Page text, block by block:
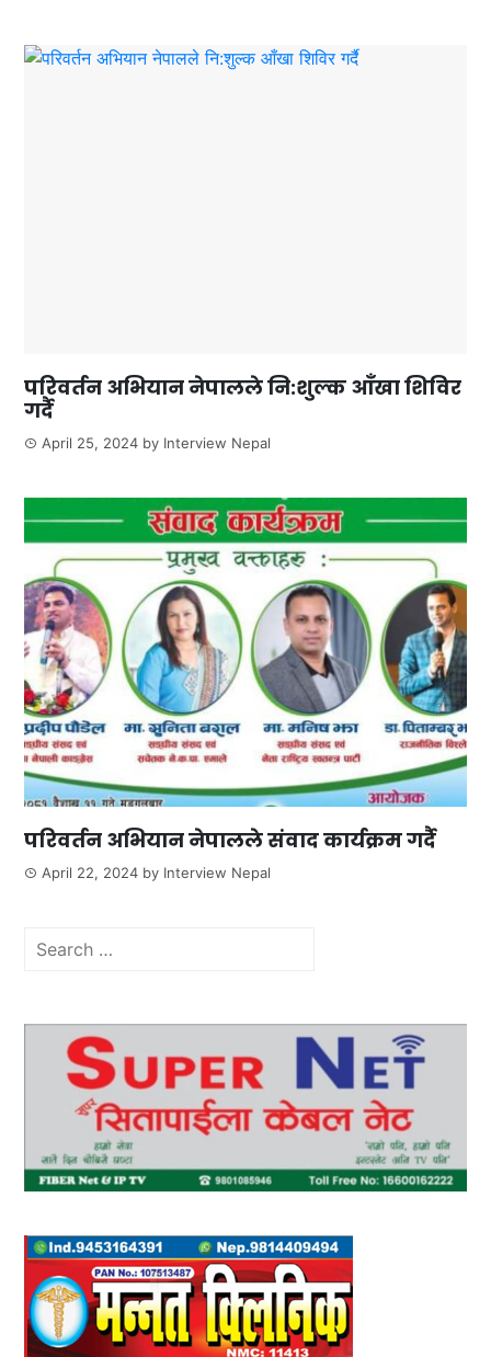
परिवर्तन अभियान नेपालले नि:शुल्क आँखा शिविर
गर्दै
April 25, 2024 by Interview Nepal
परिवर्तन अभियान नेपालले संवाद कार्यक्रम गर्दै
April 22, 2024 by Interview Nepal
Search